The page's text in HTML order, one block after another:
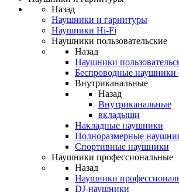
Назад
Наушники и гарнитуры
Наушники Hi-Fi
Наушники пользовательские
Назад
Наушники
Беспроводные наушники
Внутриканальные
Назад
Внутриканальные
вкладыши
Накладные наушники
Полноразмерные
Спортивные наушники
Наушники профессиональные
Назад
Наушники
DJ-наушники